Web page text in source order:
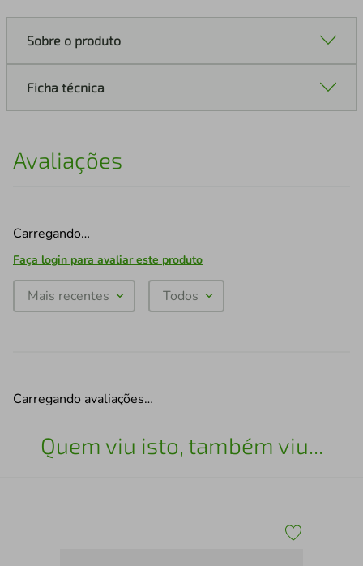
Sobre o produto
Ficha técnica
Avaliações
Carregando…
Faça login para avaliar este produto
Mais recentes Todos
Carregando avaliações…
Quem viu isto, também viu...